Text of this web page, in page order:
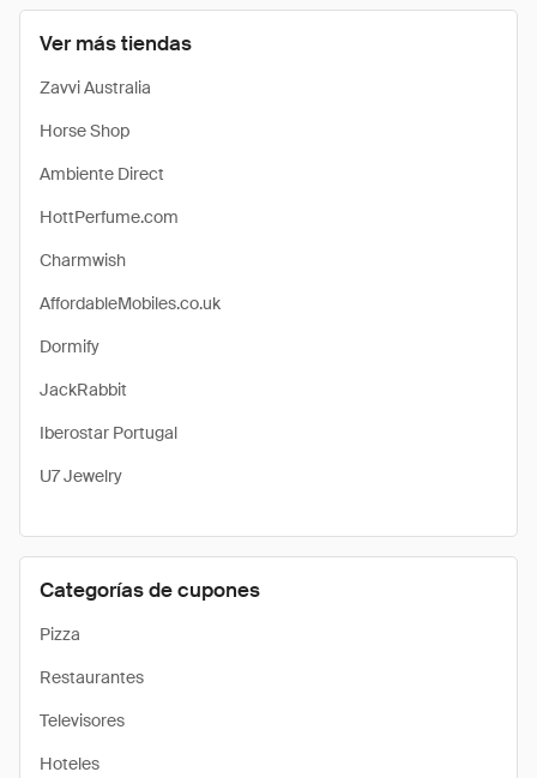
Ver más tiendas
Zavvi Australia
Horse Shop
Ambiente Direct
HottPerfume.com
Charmwish
AffordableMobiles.co.uk
Dormify
JackRabbit
Iberostar Portugal
U7 Jewelry
Categorías de cupones
Pizza
Restaurantes
Televisores
Hoteles